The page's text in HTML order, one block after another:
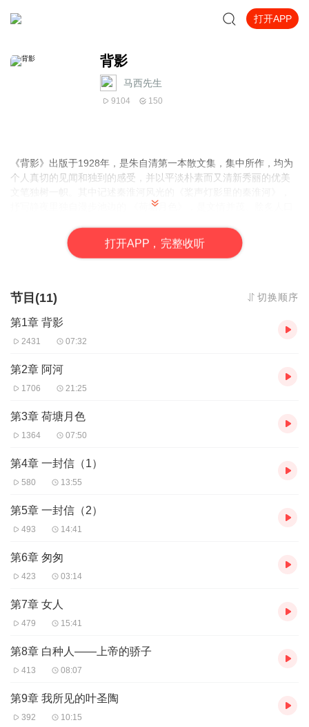
打开APP
背影
马西先生
9104 150
《背影》出版于1928年，是朱自清第一本散文集，集中所作，均为
个人真切的见闻和独到的感受，并以平淡朴素而又清新秀丽的优美
抒写静夜里独自漫步池边的 《荷塘月色》，是文情并茂、脍炙人口
写了家庭遭到变故，父亲到车站送别远行的儿子这一极富情味的动
打开APP，完整收听
节目(11) 切换顺序
第1章 背影
2431 07:32
第2章 阿河
1706 21:25
第3章 荷塘月色
1364 07:50
第4章 一封信（1）
580 13:55
第5章 一封信（2）
493 14:41
第6章 匆匆
423 03:14
第7章 女人
479 15:41
第8章 白种人——上帝的骄子
413 08:07
第9章 我所见的叶圣陶
392 10:15